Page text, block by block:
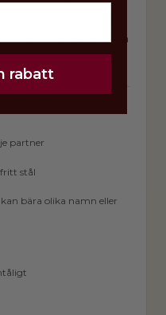
den som vet vad de
att ni valde varandra
partner
stål
bära olika namn eller
rabatt